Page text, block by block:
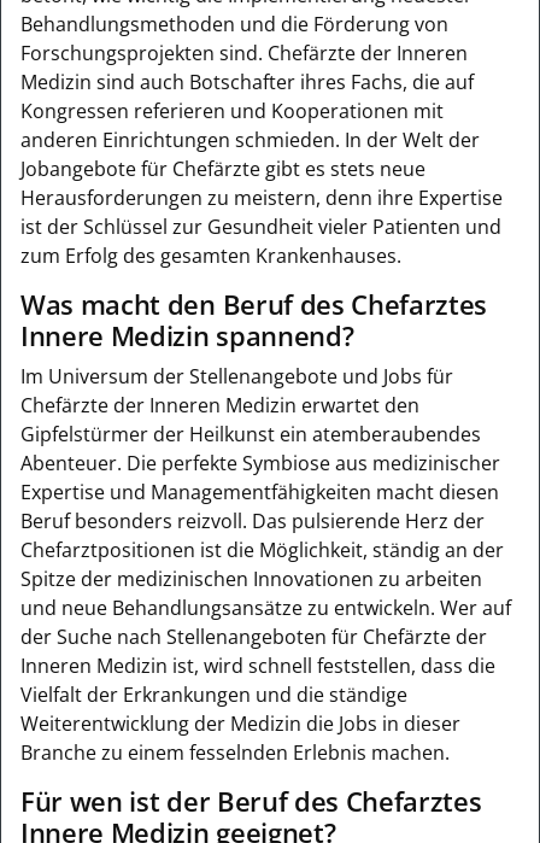
Behandlungsmethoden und die Förderung von
Forschungsprojekten sind. Chefärzte der Inneren
Medizin sind auch Botschafter ihres Fachs, die auf
Kongressen referieren und Kooperationen mit
anderen Einrichtungen schmieden. In der Welt der
Jobangebote für Chefärzte gibt es stets neue
Herausforderungen zu meistern, denn ihre Expertise
ist der Schlüssel zur Gesundheit vieler Patienten und
zum Erfolg des gesamten Krankenhauses.
Was macht den Beruf des Chefarztes
Innere Medizin spannend?
Im Universum der Stellenangebote und Jobs für
Chefärzte der Inneren Medizin erwartet den
Gipfelstürmer der Heilkunst ein atemberaubendes
Abenteuer. Die perfekte Symbiose aus medizinischer
Expertise und Managementfähigkeiten macht diesen
Beruf besonders reizvoll. Das pulsierende Herz der
Chefarztpositionen ist die Möglichkeit, ständig an der
Spitze der medizinischen Innovationen zu arbeiten
und neue Behandlungsansätze zu entwickeln. Wer auf
der Suche nach Stellenangeboten für Chefärzte der
Inneren Medizin ist, wird schnell feststellen, dass die
Vielfalt der Erkrankungen und die ständige
Weiterentwicklung der Medizin die Jobs in dieser
Branche zu einem fesselnden Erlebnis machen.
Für wen ist der Beruf des Chefarztes
Innere Medizin geeignet?